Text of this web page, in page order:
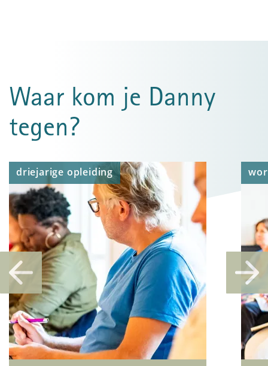
Waar kom je Danny
tegen?
driejarige opleiding